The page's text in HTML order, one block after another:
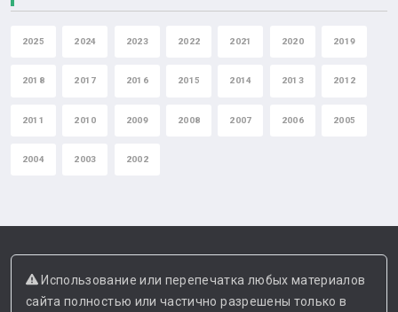
2025 2024 2023 2022 2021 2020 2019
2018 2017 2016 2015 2014 2013 2012
2011 2010 2009 2008 2007 2006 2005
2004 2003 2002
Использование или перепечатка любых материалов
сайта полностью или частично разрешены только в